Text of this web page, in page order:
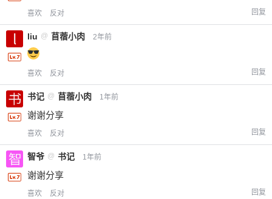
喜欢 反对 回复
liu @ 苜蓿小肉 2年前
喜欢 反对 回复
书记 @ 苜蓿小肉 1年前
谢谢分享
喜欢 反对 回复
智爷 @ 书记 1年前
谢谢分享
喜欢 反对 回复